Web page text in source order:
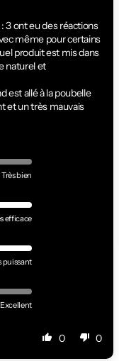
3 ont eu des réactions
même pour certains
produit est mis dans
naturel et
est allé à la poubelle
et un très mauvais
Très bien
efficace
puissant
Excellent
0 0